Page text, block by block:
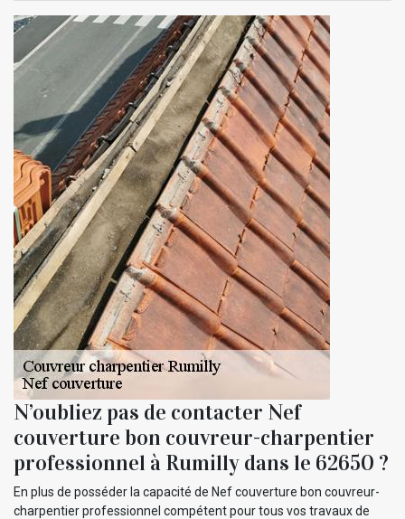
N’oubliez pas de contacter Nef
couverture bon couvreur-charpentier
professionnel à Rumilly dans le 62650 ?
En plus de posséder la capacité de Nef couverture bon couvreur-
charpentier professionnel compétent pour tous vos travaux de